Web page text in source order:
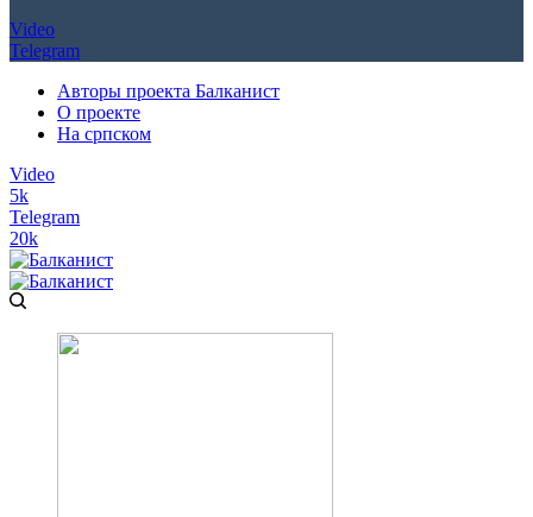
Video
Telegram
Авторы проекта Балканист
О проекте
На српском
Video
5k
Telegram
20k